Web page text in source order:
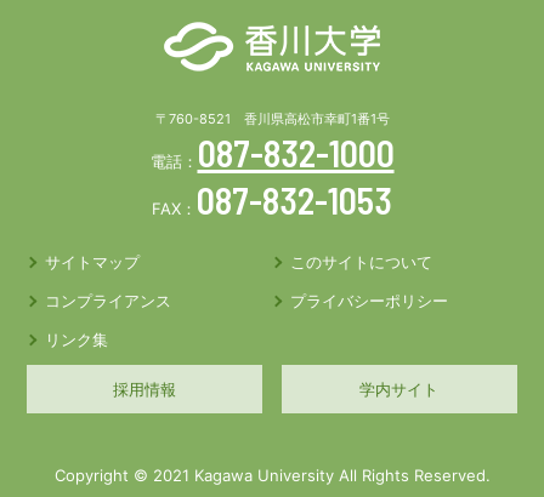
〒760-8521 香川県高松市幸町1番1号
電話： 087-832-1000
FAX： 087-832-1053
サイトマップ
このサイトについて
コンプライアンス
プライバシーポリシー
リンク集
採用情報 学内サイト
Copyright © 2021 Kagawa University All Rights Reserved.